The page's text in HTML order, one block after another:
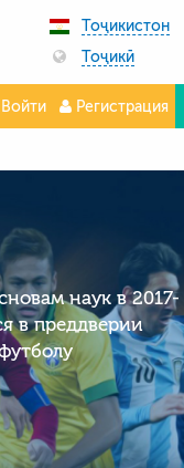
Тоҷикистон
Тоҷикӣ
Войти Регистрация
наук в 2017-
в преддверии